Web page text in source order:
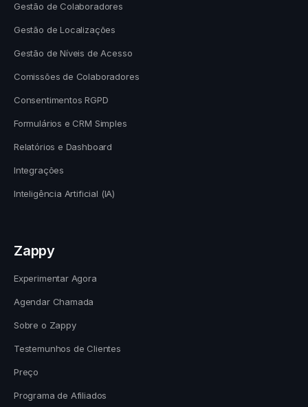
Gestão de Colaboradores
Gestão de Localizações
Gestão de Níveis de Acesso
Comissões de Colaboradores
Consentimentos RGPD
Formulários e CRM Simples
Relatórios e Dashboard
Integrações
Inteligência Artificial (IA)
Zappy
Experimentar Agora
Agendar Chamada
Sobre o Zappy
Testemunhos de Clientes
Preço
Programa de Afiliados